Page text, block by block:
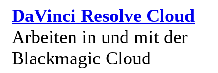
DaVinci Resolve Cloud
Arbeiten in und mit der
Blackmagic Cloud